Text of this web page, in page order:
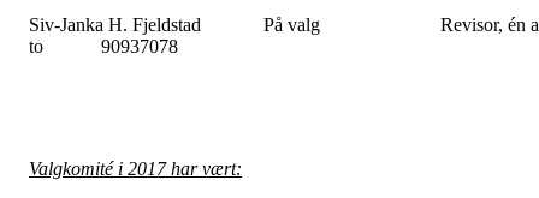
Siv-Janka H. Fjeldstad På valg Revisor, én
to 90937078
Valgkomité i 2017 har vært: